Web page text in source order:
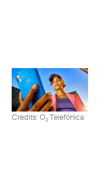
Credits: O2Telefónica